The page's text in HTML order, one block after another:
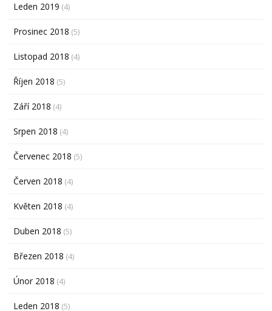
Leden 2019 (4)
Prosinec 2018 (5)
Listopad 2018 (4)
Říjen 2018 (5)
Září 2018 (4)
Srpen 2018 (4)
Červenec 2018 (5)
Červen 2018 (4)
Květen 2018 (4)
Duben 2018 (5)
Březen 2018 (4)
Únor 2018 (4)
Leden 2018 (5)